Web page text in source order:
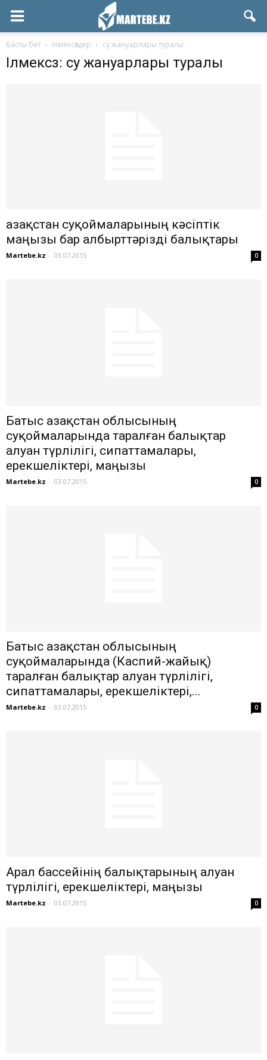
Басты бет Ілмексөздер су жануарлары туралы
Ілмексөз: су жануарлары туралы
Қазақстан суқоймаларының кәсіптік
маңызы бар албырттәрізді балықтары
Martebe.kz - 03.07.2015 0
Батыс Қазақстан облысының
суқоймаларында таралған балықтар
алуан түрлілігі, сипаттамалары,
ерекшеліктері, маңызы
Martebe.kz - 03.07.2015 0
Батыс Қазақстан облысының
суқоймаларында (Каспий-жайық)
таралған балықтар алуан түрлілігі,
сипаттамалары, ерекшеліктері,...
Martebe.kz - 03.07.2015 0
Арал бассейінің балықтарының алуан
түрлілігі, ерекшеліктері, маңызы
Martebe.kz - 03.07.2015 0